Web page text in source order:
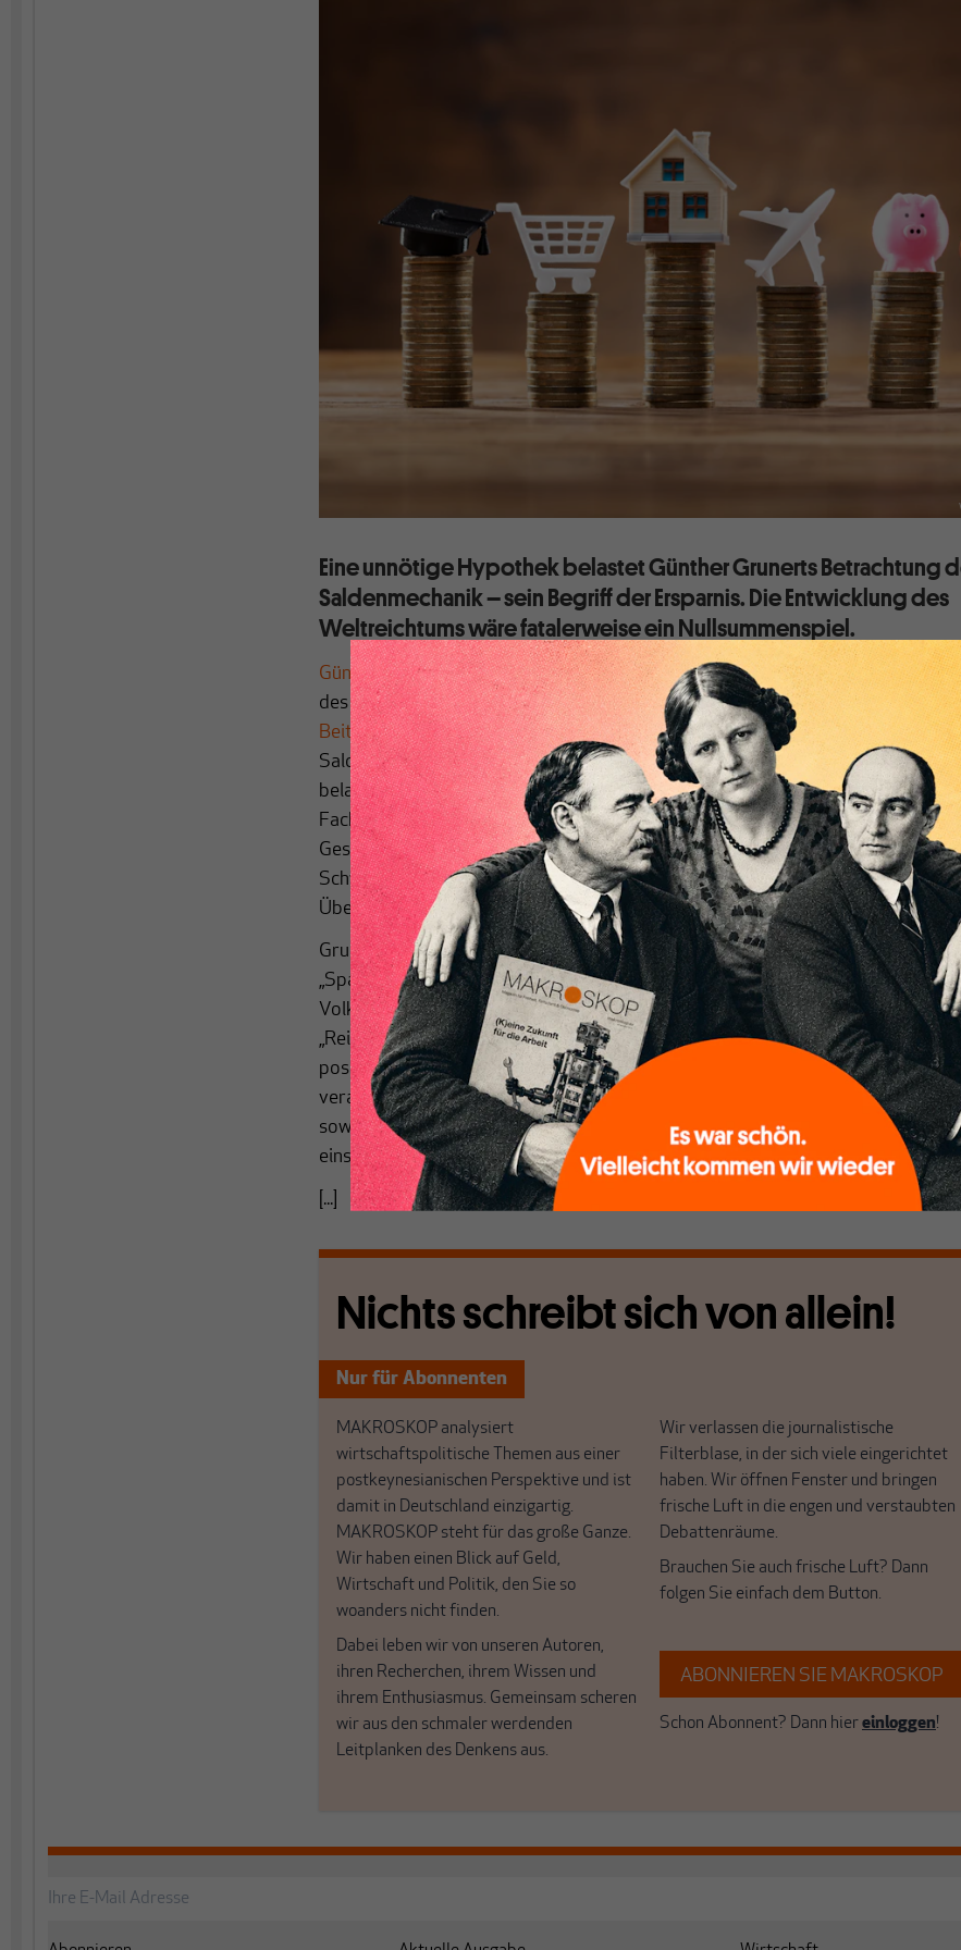
Eine unnötige Hypothek belastet Günther Grunerts Betrachtung
Saldenmechanik – sein Begriff der Ersparnis. Die Entwicklung des
Weltreichtums wäre fatalerweise ein Nullsummenspiel.
Günther Grunerthat viel zur Kenntnisnahme und zum Verständnis der Gedanken
des großen Ökonomen Michał Kalecki beigetragen (etwahier
). In seinem
Beitragzu dieser Thematik klärt Grunert
über Nutzen und Grenzen der
Saldenmechanik auf. Seinen in vielen Punkten richtige und hilfreiche Darstellung
belastet er aber mit einer unnötigen Hypothek. Es ist der Umgang mit dem
Fachbegriff „Sparen“ oder „Ersparnis“ in der Volkswirtschaftlichen
Gesamtrechnung (VGR). Mit diesem Problem hatten auch schon die beiden
Schweizer Urs und Wilhelm imArtikelder Redaktion zu „Sparen und
Überschüssen“ zu kämpfen.[i]
Grunert verweist zwar auf vier unterschiedliche Bedeutungen des Begriffs
„Sparen“. Im Folgenden identifiziert er das Sparen aber nicht mit der in der
Volkswirtschaftlichen Gesamtrechnung (VGR) üblichen Standardbedeutung –
„Reinvermögensänderung“ – sondern mit Einnahmeüberschüssen, also einer
positiven Veränderung des Nettogeldvermögens (NGV). Wenn wir
verallgemeinern, würde ein so definiertes Sparen als „S“ in der Gleichung der
sowohl die positive wie negative Veränderung des Nettogeldvermögens
einschließen, also auch das „Entsparen“.
[...]
Nichts schreibt sich von allein!
Nur für Abonnenten
MAKROSKOP analysiert
wirtschaftspolitische Themen aus einer
postkeynesianischen Perspektive und ist
damit in Deutschland einzigartig.
MAKROSKOP steht für das große Ganze.
Wir haben einen Blick auf Geld,
Wirtschaft und Politik, den Sie so
woanders nicht finden.
Dabei leben wir von unseren Autoren,
ihren Recherchen, ihrem Wissen und
ihrem Enthusiasmus. Gemeinsam scheren
wir aus den schmaler werdenden
Leitplanken des Denkens aus.
Wir verlassen die journalistische
Filterblase, in der sich viele eingerichtet
haben. Wir öffnen Fenster und bringen
frische Luft in die engen und verstaubten
Debattenräume.
Brauchen Sie auch frische Luft? Dann
folgen Sie einfach dem Button.
ABONNIEREN SIE MAKROSKOP
Schon Abonnent? Dann hiereinloggen!